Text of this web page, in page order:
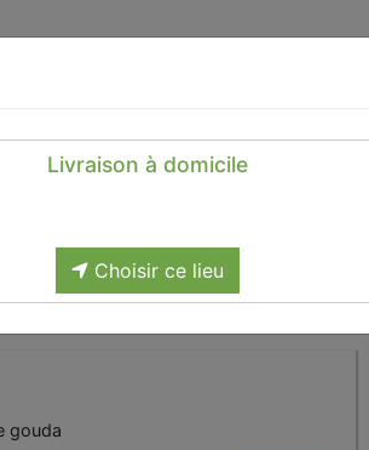
Livraison à domicile
Choisir ce lieu
gouda